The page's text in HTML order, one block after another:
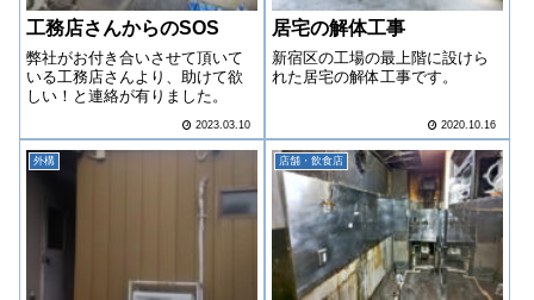
工務店さんからのSOS
弊社がお付き合いさせて頂いて
いる工務店さんより、助けて欲
しい！と連絡が有りました。
2023.03.10
居宅の解体工事
新宿区の工場の最上階に設けら
れた居宅の解体工事です。
2020.10.16
外構 店舗・飲食店